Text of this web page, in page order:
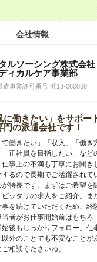
会社情報
ルソーシング株式会
ィカルケア事業部
遣事業許可番号:派13-060060
に働きたい」をサポー
門の派遣会社です！
で働きたい」「収入」「働き
正社員を目指したい」など
事上の不満も丁寧にお聞き
るので長期でご活躍されて
特長です。まずはご希望を
ッタリの求人をご紹介。ま
を続けていただくため、経
者がお仕事開始前はもちろ
始後もしっかりフォロー。仕
外のことでも不安なことが
相談くださいね。